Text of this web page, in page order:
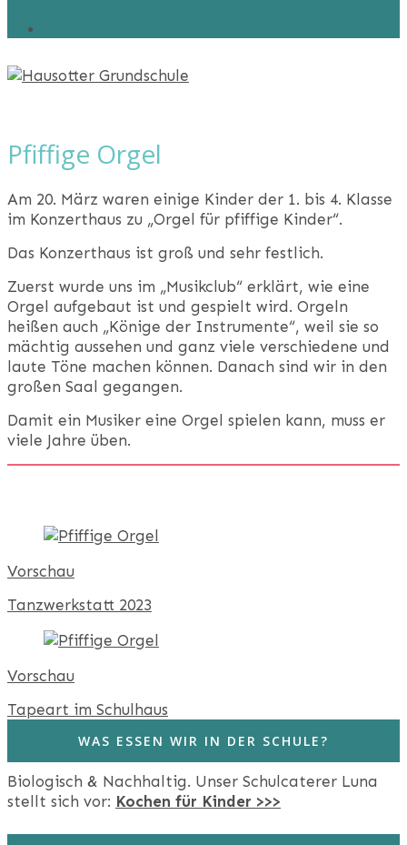
Pfiffige Orgel
Am 20. März waren einige Kinder der 1. bis 4. Klasse
im Konzerthaus zu „Orgel für pfiffige Kinder“.
Das Konzerthaus ist groß und sehr festlich.
Zuerst wurde uns im „Musikclub“ erklärt, wie eine
Orgel aufgebaut ist und gespielt wird. Orgeln
heißen auch „Könige der Instrumente“, weil sie so
mächtig aussehen und ganz viele verschiedene und
laute Töne machen können. Danach sind wir in den
großen Saal gegangen.
Damit ein Musiker eine Orgel spielen kann, muss er
viele Jahre üben.
Vorschau
Tanzwerkstatt 2023
Vorschau
Tapeart im Schulhaus
WAS ESSEN WIR IN DER SCHULE?
Biologisch & Nachhaltig. Unser Schulcaterer Luna
stellt sich vor: Kochen für Kinder >>>